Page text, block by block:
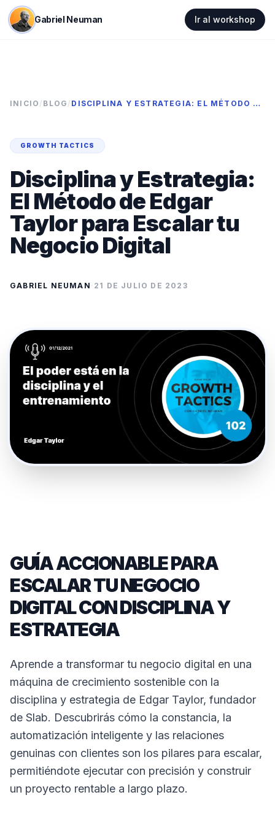
Gabriel Neuman Ir al workshop
INICIO / BLOG / DISCIPLINA Y ESTRATEGIA: EL MÉTODO DE EDGAR TAYLOR PARA ESCALAR TU NEGOCIO DIGITAL
GROWTH TACTICS
Disciplina y Estrategia:
El Método de Edgar
Taylor para Escalar tu
Negocio Digital
GABRIEL NEUMAN · 21 DE JULIO DE 2023
GUÍA ACCIONABLE PARA
ESCALAR TU NEGOCIO
DIGITAL CON DISCIPLINA Y
ESTRATEGIA
Aprende a transformar tu negocio digital en una
máquina de crecimiento sostenible con la
disciplina y estrategia de Edgar Taylor, fundador
de Slab. Descubrirás cómo la constancia, la
automatización inteligente y las relaciones
genuinas con clientes son los pilares para escalar,
permitiéndote ejecutar con precisión y construir
un proyecto rentable a largo plazo.